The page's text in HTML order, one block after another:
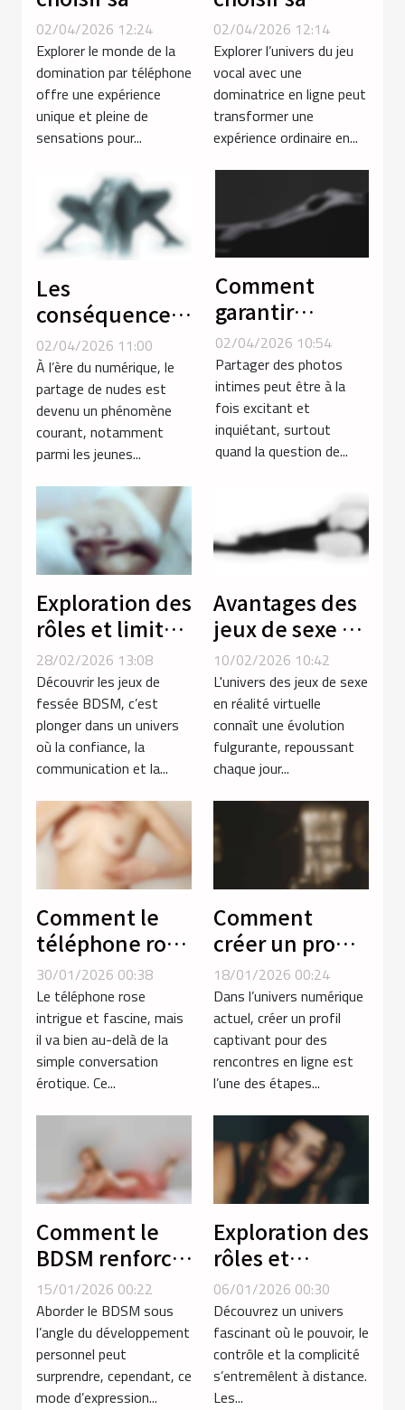
séance de
domination par
téléphone
pour une
expérience
intense ?
02/04/2026 12:24
Explorer le monde de la
domination par téléphone
offre une expérience
unique et pleine de
sensations pour...
dominatrice en
ligne pour un
jeu vocal
inoubliable ?
02/04/2026 12:14
Explorer l’univers du jeu
vocal avec une
dominatrice en ligne peut
transformer une
expérience ordinaire en...
Les
conséquences
psychologiques
du partage de
nudes
02/04/2026 11:00
À l’ère du numérique, le
partage de nudes est
devenu un phénomène
courant, notamment
parmi les jeunes...
Comment
garantir
l'anonymat en
partageant des
photos intimes
?
02/04/2026 10:54
Partager des photos
intimes peut être à la
fois excitant et
inquiétant, surtout
quand la question de...
Exploration des
rôles et limites
dans les jeux
de fessée
BDSM
28/02/2026 13:08
Découvrir les jeux de
fessée BDSM, c’est
plonger dans un univers
où la confiance, la
communication et la...
Avantages des
jeux de sexe en
réalité
virtuelle sur
les plateformes
traditionnelles
10/02/2026 10:42
L'univers des jeux de sexe
en réalité virtuelle
connaît une évolution
fulgurante, repoussant
chaque jour...
Comment le
téléphone rose
favorise-t-il la
découverte de
soi ?
30/01/2026 00:38
Le téléphone rose
intrigue et fascine, mais
il va bien au-delà de la
simple conversation
érotique. Ce...
Comment
créer un profil
captivant pour
des rencontres
en ligne ?
18/01/2026 00:24
Dans l’univers numérique
actuel, créer un profil
captivant pour des
rencontres en ligne est
l’une des étapes...
Comment le
BDSM renforce-
t-il la confiance
en soi chez les
femmes ?
15/01/2026 00:22
Aborder le BDSM sous
l’angle du développement
personnel peut
surprendre, cependant, ce
mode d’expression...
Exploration des
rôles et
dynamiques
en séances de
soumission par
téléphone
06/01/2026 00:30
Découvrez un univers
fascinant où le pouvoir, le
contrôle et la complicité
s’entremêlent à distance.
Les...